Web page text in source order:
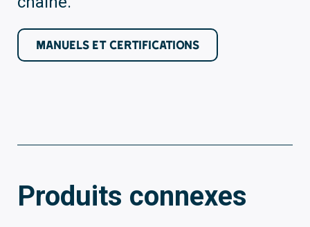
MANUELS ET CERTIFICATIONS
Produits connexes